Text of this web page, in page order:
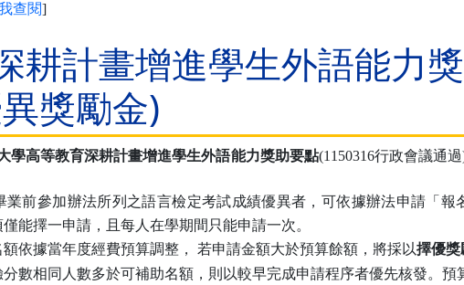
查閱]
耕計畫增進學生外語能力
獎勵金)
學高等教育深耕計畫增進學生外語能力獎助要點(1150316行政會議通
業前參加辦法所列之語言檢定考試成績優異者，可依據辦法申請「報
僅能擇一申請，且每人在學期間只能申請一次。
依據當年度經費預算調整， 若申請金額大於預算餘額，將採以擇優獎
數相同人數多於可補助名額，則以較早完成申請程序者優先核發。預